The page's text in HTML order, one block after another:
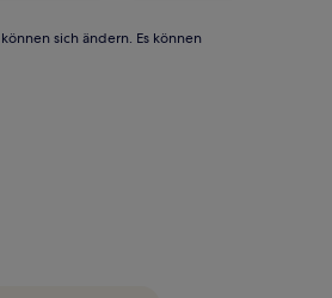
sich ändern. Es können